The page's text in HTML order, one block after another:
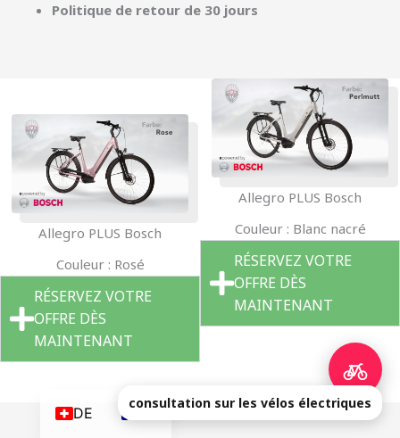
Politique de retour de 30 jours
Allegro PLUS Bosch
Couleur : Rosé
RÉSERVEZ VOTRE
OFFRE DÈS
MAINTENANT
Allegro PLUS Bosch
Couleur : Blanc nacré
RÉSERVEZ VOTRE
OFFRE DÈS
MAINTENANT
consultation sur les vélos électriques
DE FR